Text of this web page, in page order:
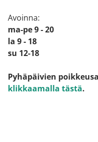
Avoinna:
ma-pe 9 - 20
la 9 - 18
su 12-18
Pyhäpäivien
klikkaamalla tästä.